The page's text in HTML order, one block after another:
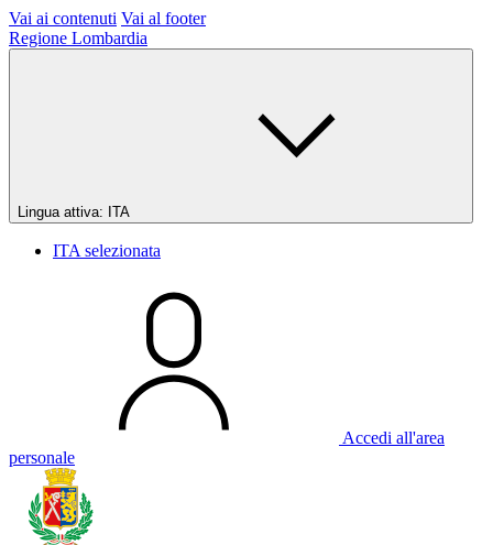
Vai ai contenuti Vai al footer
Regione Lombardia
Lingua attiva: ITA
ITA selezionata
Accedi all'area
personale